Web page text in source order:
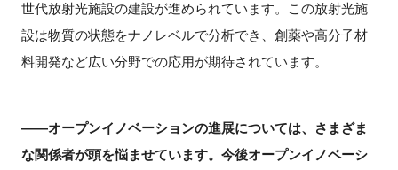
世代放射光施設の建設が進められています。この放射光施
設は物質の状態をナノレベルで分析でき、創薬や高分子材
料開発など広い分野での応用が期待されています。
――オープンイノベーションの進展については、さまざま
な関係者が頭を悩ませています。今後オープンイノベーシ